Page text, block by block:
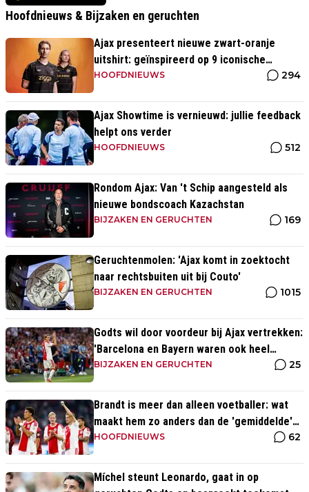
Hoofdnieuws & Bijzaken en geruchten
Ajax presenteert nieuwe zwart-oranje
uitshirt: geïnspireerd op 9 iconische
momenten uit clubhistorie
HOOFDNIEUWS 294
Ajax Showtime is vernieuwd: jullie feedback
helpt ons verder
HOOFDNIEUWS 512
Rondom Ajax: Van 't Schip aangesteld als
nieuwe bondscoach Kazachstan
BIJZAKEN EN GERUCHTEN 169
Geruchtenmolen: 'Ajax komt in zoektocht
naar rechtsbuiten uit bij Couto'
BIJZAKEN EN GERUCHTEN 1015
Godts wil door voordeur bij Ajax vertrekken:
'Barcelona en Bayern waren ook heel
serieus'
BIJZAKEN EN GERUCHTEN 25
Brandt is meer dan alleen voetballer: wat
maakt hem zo anders dan de 'gemiddelde'
voetballer?
HOOFDNIEUWS 62
Míchel steunt Leonardo, gaat in op